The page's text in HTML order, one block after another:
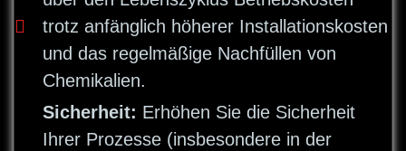
trotz anfänglich höherer Installationskosten
und das regelmäßige Nachfüllen von
Chemikalien.
Sicherheit: Erhöhen Sie die Sicherheit
Ihrer Prozesse (insbesondere in der